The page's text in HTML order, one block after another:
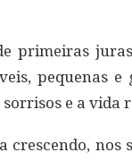
primeiras
pequenas e
e a vida
nos